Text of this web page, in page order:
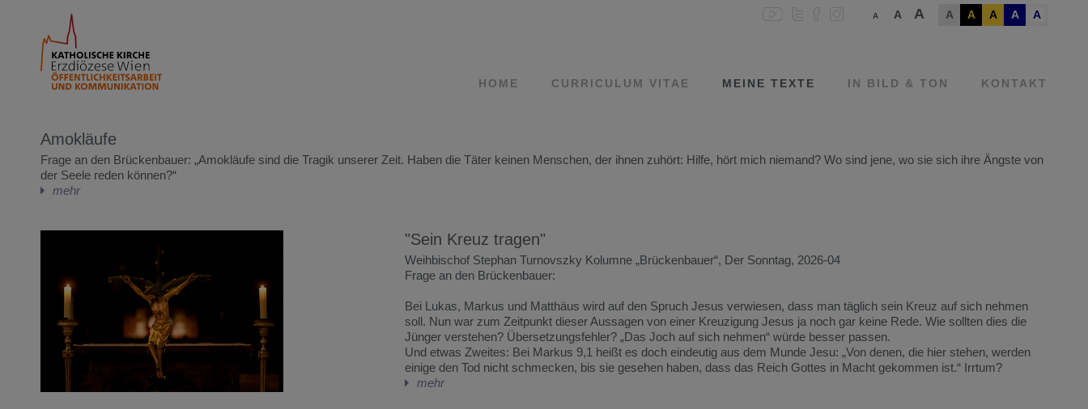
A A A A A A A A
HOME CURRICULUM VITAE MEINE TEXTE IN BILD & TON KONTAKT
Amokläufe
Frage an den Brückenbauer: „Amokläufe sind die Tragik unserer Zeit. Haben die Täter keinen Menschen, der ihnen zuhört: Hilfe, hört mich niemand? Wo sind jene, wo sie sich ihre Ängste von
der Seele reden können?“
mehr
"Sein Kreuz tragen"
Weihbischof Stephan Turnovszky Kolumne „Brückenbauer“, Der Sonntag, 2026-04
Frage an den Brückenbauer:
Bei Lukas, Markus und Matthäus wird auf den Spruch Jesus verwiesen, dass man täglich sein Kreuz auf sich nehmen
soll. Nun war zum Zeitpunkt dieser Aussagen von einer Kreuzigung Jesus ja noch gar keine Rede. Wie sollten dies die
Jünger verstehen? Übersetzungsfehler? „Das Joch auf sich nehmen“ würde besser passen.
Und etwas Zweites: Bei Markus 9,1 heißt es doch eindeutig aus dem Munde Jesu: „Von denen, die hier stehen, werden
einige den Tod nicht schmecken, bis sie gesehen haben, dass das Reich Gottes in Macht gekommen ist.“ Irrtum?
mehr